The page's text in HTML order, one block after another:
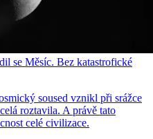
se Měsíc. Bez katastrofické
soused vznikl při srážce
roztavila. A právě tato
celé civilizace.